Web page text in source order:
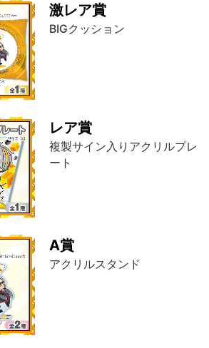
激レア賞
BIGクッション
レア賞
複製サイン入りアクリルプレ
ート
A賞
アクリルスタンド